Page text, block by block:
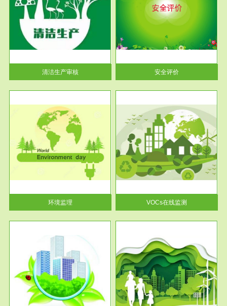
清洁生产审核
安全评价
安全评价安全评价目的是查找、
分析和预测工程、系统、生产经
营活...
安全评价
环境监理
服务范围
VOCs在线监测
根据《重点区域大气污染防
治“十二五”规划》有机废气净化
率达...
VOCs在线监测
服务范围
政府/园区级VOCs综合管控服务
根据《石化行业挥发性有机物综